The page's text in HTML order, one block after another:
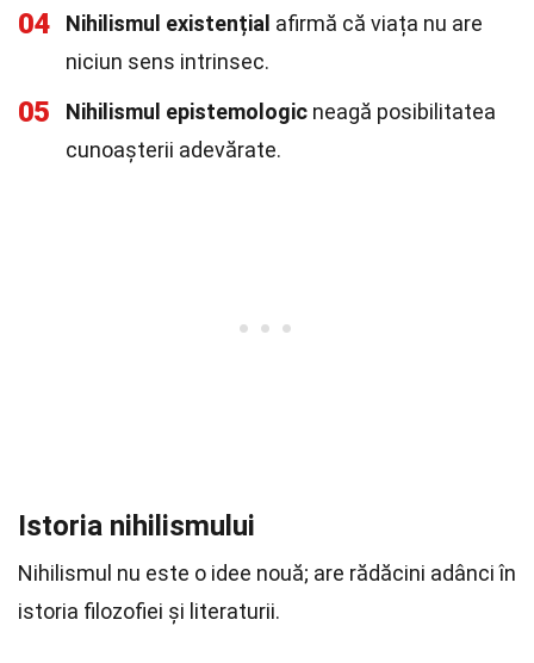
04 Nihilismul existențial afirmă că viața nu are
niciun sens intrinsec.
05 Nihilismul epistemologic neagă posibilitatea
cunoașterii adevărate.
Istoria nihilismului
Nihilismul nu este o idee nouă; are rădăcini adânci în
istoria filozofiei și literaturii.